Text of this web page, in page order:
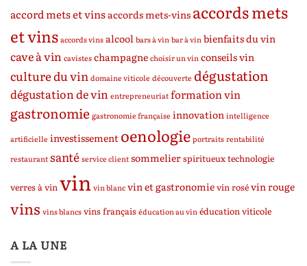
accord mets et vinsaccords mets-vins accords mets
et vinsaccords vinsalcoolbars à vinbar à vinbienfaits du vin
cave à vincavisteschampagnechoisir un vinconseils vin
culture du vindomaine viticole découverte dégustation
dégustation de vinentrepreneuriatformation vin
gastronomie gastronomie française innovationintelligence
artificielle investissement oenologieportraitsrentabilité
restaurantsanté service clientsommelierspiritueuxtechnologie
verres à vinvinvin blancvin et gastronomievin rosévin rouge
vins vins blancsvins françaiséducation au vinéducation viticole
A LA UNE